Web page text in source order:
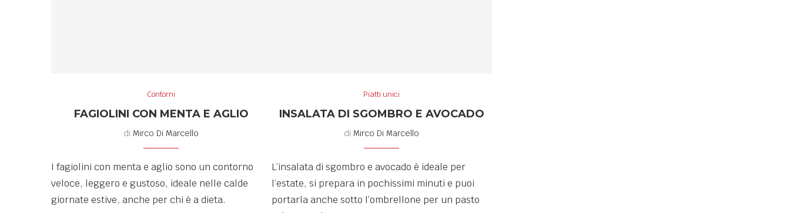
Contorni
FAGIOLINI CON MENTA E AGLIO
di Mirco Di Marcello
I fagiolini con menta e aglio sono un contorno
veloce, leggero e gustoso, ideale nelle calde
giornate estive, anche per chi è a dieta.
Piatti unici
INSALATA DI SGOMBRO E AVOCADO
di Mirco Di Marcello
L’insalata di sgombro e avocado è ideale per
l’estate, si prepara in pochissimi minuti e puoi
portarla anche sotto l’ombrellone per un pasto